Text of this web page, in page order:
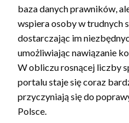
baza danych prawników,
wspiera osoby w trudnych
dostarczając im
umożliwiając nawiązanie
W obliczu rosnącej liczby
portalu staje się coraz
przyczyniają się do
Polsce.